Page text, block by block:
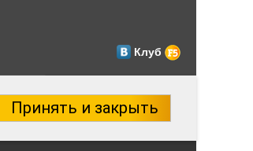
Клуб
Принять и закрыть